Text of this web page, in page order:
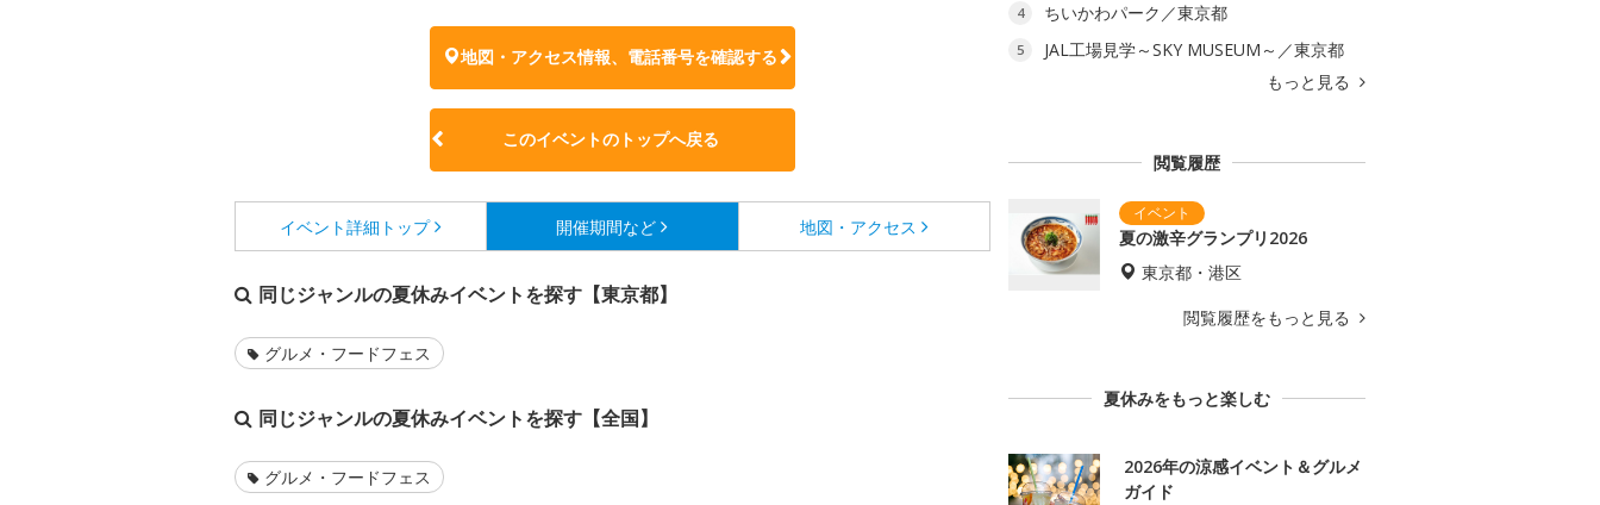
地図・アクセス情報、電話番号を確認する
このイベントのトップへ戻る
イベント詳細 トップ 開催期間など 地図・アクセス
同じジャンルの夏休みイベントを探す【東京都】
グルメ・フードフェス
同じジャンルの夏休みイベントを探す【全国】
グルメ・フードフェス
4 ちいかわパーク／東京都
5
JAL工場見学～SKY MUSEUM～／東京都
もっと見る
閲覧履歴
夏の激辛グランプリ2026
東京都・港区
閲覧履歴をもっと見る
夏休みをもっと楽しむ
2026年の涼感イベント＆グルメ
ガイド